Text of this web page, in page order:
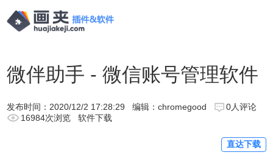
微伴助手 - 微信账号管理软件
发布时间： 2020/12/2 17:28:29 编辑：chromegood
0人评论
16984次浏览
软件下载
直达下载